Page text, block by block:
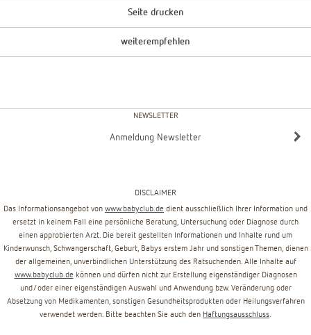
Seite drucken
weiterempfehlen
NEWSLETTER
Anmeldung Newsletter
DISCLAIMER
Das Informationsangebot von www.babyclub.de dient ausschließlich Ihrer Information und
ersetzt in keinem Fall eine persönliche Beratung, Untersuchung oder Diagnose durch
einen approbierten Arzt. Die bereit gestellten Informationen und Inhalte rund um
Kinderwunsch, Schwangerschaft, Geburt, Babys erstem Jahr und sonstigen Themen, dienen
der allgemeinen, unverbindlichen Unterstützung des Ratsuchenden. Alle Inhalte auf
www.babyclub.de können und dürfen nicht zur Erstellung eigenständiger Diagnosen
und/oder einer eigenständigen Auswahl und Anwendung bzw. Veränderung oder
Absetzung von Medikamenten, sonstigen Gesundheitsprodukten oder Heilungsverfahren
verwendet werden. Bitte beachten Sie auch den Haftungsausschluss.